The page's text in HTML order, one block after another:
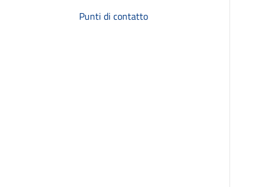
Punti di contatto